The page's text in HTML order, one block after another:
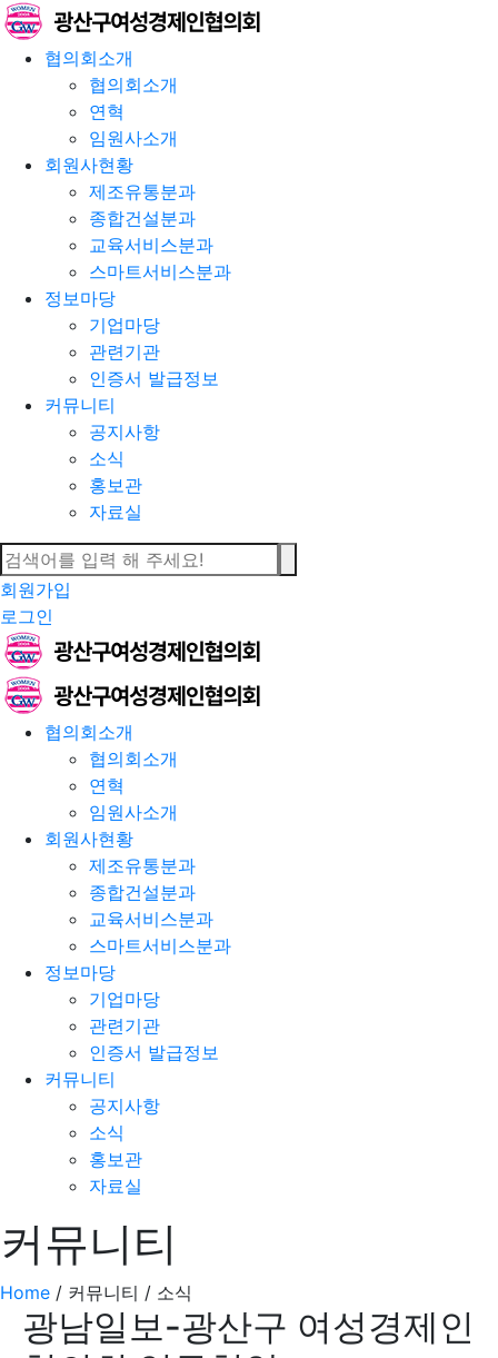
협의회소개
협의회소개
연혁
임원사소개
회원사현황
제조유통분과
종합건설분과
교육서비스분과
스마트서비스분과
정보마당
기업마당
관련기관
인증서 발급정보
커뮤니티
공지사항
소식
홍보관
자료실
회원가입
로그인
협의회소개
협의회소개
연혁
임원사소개
회원사현황
제조유통분과
종합건설분과
교육서비스분과
스마트서비스분과
정보마당
기업마당
관련기관
인증서 발급정보
커뮤니티
공지사항
소식
홍보관
자료실
커뮤니티
Home / 커뮤니티 / 소식
광남일보-광산구 여성경제인